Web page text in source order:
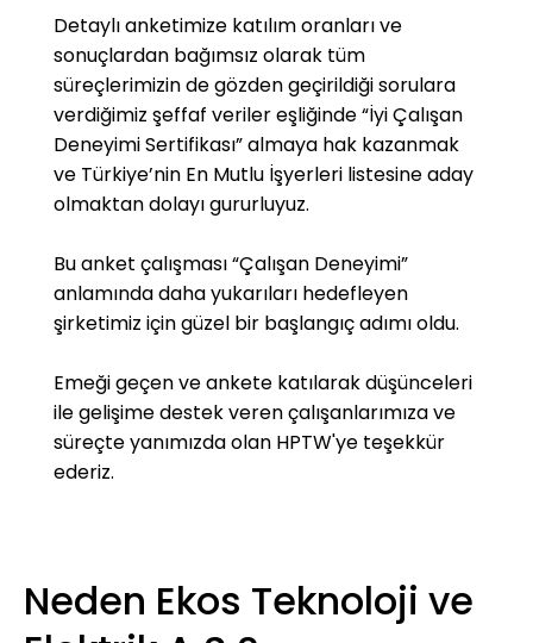
Detaylı anketimize katılım oranları ve
sonuçlardan bağımsız olarak tüm
süreçlerimizin de gözden geçirildiği sorulara
verdiğimiz şeffaf veriler eşliğinde “İyi Çalışan
Deneyimi Sertifikası” almaya hak kazanmak
ve Türkiye’nin En Mutlu İşyerleri listesine aday
olmaktan dolayı gururluyuz.
Bu anket çalışması “Çalışan Deneyimi”
anlamında daha yukarıları hedefleyen
şirketimiz için güzel bir başlangıç adımı oldu.
Emeği geçen ve ankete katılarak düşünceleri
ile gelişime destek veren çalışanlarımıza ve
süreçte yanımızda olan HPTW'ye teşekkür
ederiz.
Neden Ekos Teknoloji ve